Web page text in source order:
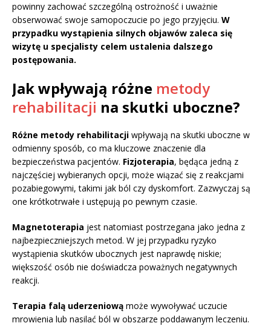
powinny zachować szczególną ostrożność i uważnie
obserwować swoje samopoczucie po jego przyjęciu. W
przypadku wystąpienia silnych objawów zaleca się
wizytę u specjalisty celem ustalenia dalszego
postępowania.
Jak wpływają różne metody
rehabilitacji na skutki uboczne?
Różne metody rehabilitacji wpływają na skutki uboczne w
odmienny sposób, co ma kluczowe znaczenie dla
bezpieczeństwa pacjentów. Fizjoterapia, będąca jedną z
najczęściej wybieranych opcji, może wiązać się z reakcjami
pozabiegowymi, takimi jak ból czy dyskomfort. Zazwyczaj są
one krótkotrwałe i ustępują po pewnym czasie.
Magnetoterapia jest natomiast postrzegana jako jedna z
najbezpieczniejszych metod. W jej przypadku ryzyko
wystąpienia skutków ubocznych jest naprawdę niskie;
większość osób nie doświadcza poważnych negatywnych
reakcji.
Terapia falą uderzeniową może wywoływać uczucie
mrowienia lub nasilać ból w obszarze poddawanym leczeniu.